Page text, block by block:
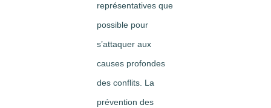
représentatives que
possible pour
s’attaquer aux
causes profondes
des conflits. La
prévention des